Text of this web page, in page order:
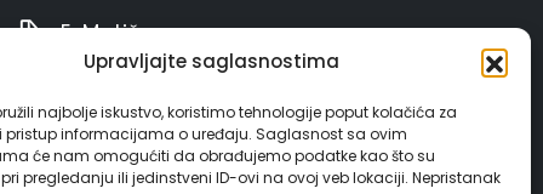
Upravljajte saglasnostima
najbolje iskustvo, koristimo tehnologije poput kolačića za
pristup informacijama o uređaju. Saglasnost sa ovim
će nam omogućiti da obrađujemo podatke kao što su
pregledanju ili jedinstveni ID-ovi na ovoj veb lokaciji. Nepristanak
E-Matičar
Invest in Gračanica